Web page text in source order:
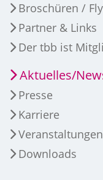
Broschüren /
Partner & Links
Der tbb ist
Aktuelles/
Presse
Karriere
Veranstaltungen
Downloads